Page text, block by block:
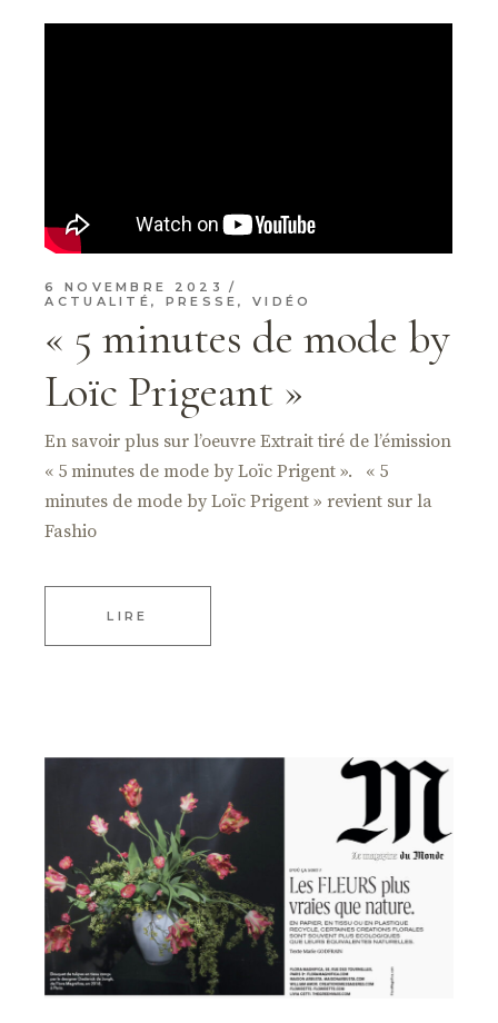
6 NOVEMBRE 2023
ACTUALITÉ, PRESSE,VIDÉO
« 5 minutes de mode by
Loïc Prigeant »
En savoir plus sur l’oeuvre Extrait tiré de l’émission
« 5 minutes de mode by Loïc Prigent ». « 5
minutes de mode by Loïc Prigent » revient sur la
Fashio
LIRE